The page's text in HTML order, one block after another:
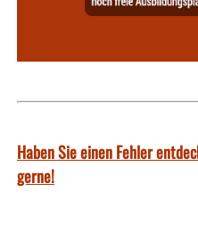
Haben Sie einen Fehler
gerne!